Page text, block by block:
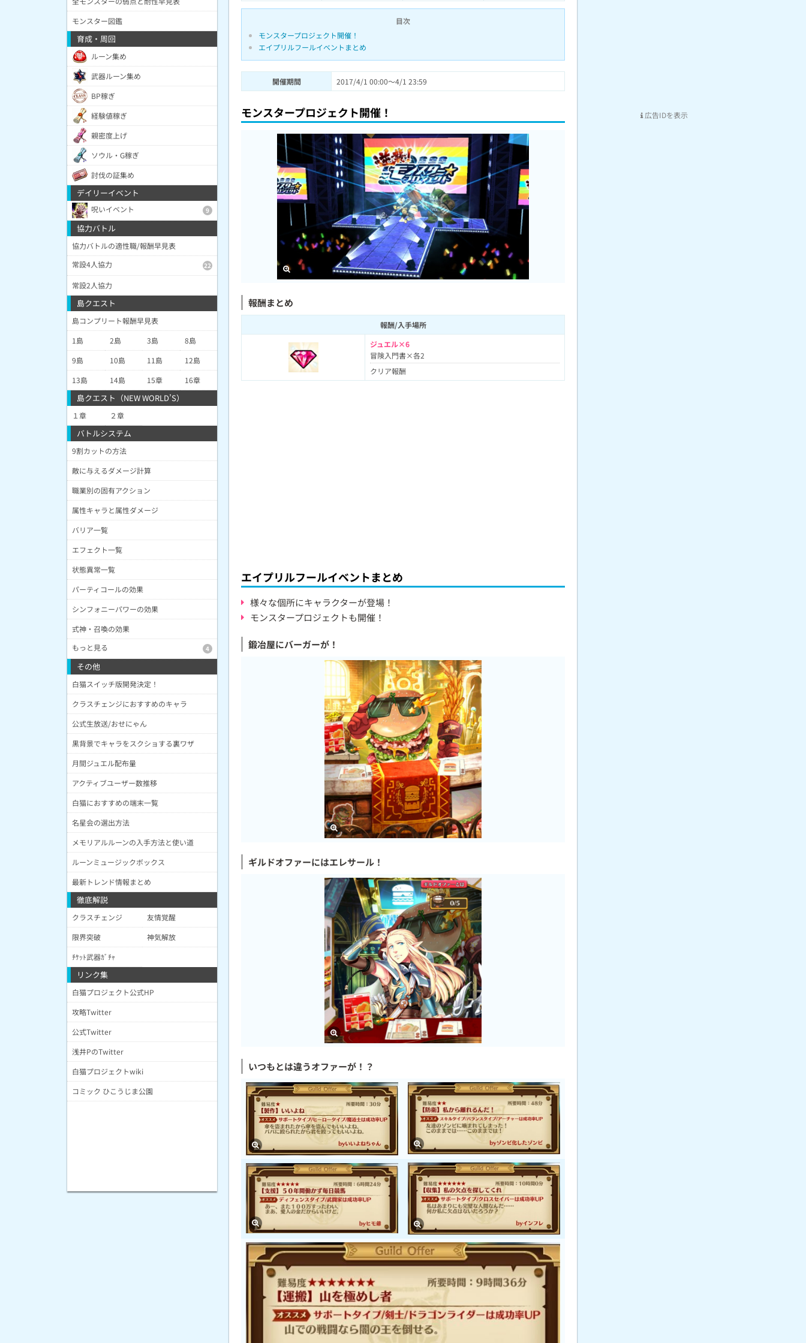
目次
モンスタープロジェクト開催！
エイプリルフールイベントまとめ
開催期間 2017/4/1 00:00～4/1 23:59
モンスタープロジェクト開催！
報酬まとめ
報酬/入手場所
ジュエル×6
冒険入門書×各2
クリア報酬
エイプリルフールイベントまとめ
様々な個所にキャラクターが登場！
モンスタープロジェクトも開催！
鍛冶屋にバーガーが！
ギルドオファーにはエレサール！
いつもとは違うオファーが！？
モンスター図鑑
育成・周回
ルーン集め
武器ルーン集め
BP稼ぎ
経験値稼ぎ
親密度上げ
ソウル・G稼ぎ
討伐の証集め
デイリーイベント
呪いイベント 9
協力バトル
協力バトルの適性職/報酬早見表
常設4人協力
22
常設2人協力
島クエスト
島コンプリート報酬早見表
1島
2島 3島
8島
9島
10島 11島
12島
13島
14島 15章 16章
島クエスト（NEW WORLD’S）
１章 ２章
バトルシステム
9割カットの方法
敵に与えるダメージ計算
職業別の固有アクション
属性キャラと属性ダメージ
バリア一覧
エフェクト一覧
状態異常一覧
パーティコールの効果
シンフォニーパワーの効果
式神・召喚の効果
もっと見る
4
その他
白猫スイッチ版開発決定！
クラスチェンジにおすすめのキャラ
公式生放送/おせにゃん
黒背景でキャラをスクショする裏ワザ
月間ジュエル配布量
アクティブユーザー数推移
白猫におすすめの端末一覧
名星会の選出方法
メモリアルルーンの入手方法と使い道
ルーンミュージックボックス
最新トレンド情報まとめ
徹底解説
クラスチェンジ
友情覚醒
限界突破
神気解放
ﾁｹｯﾄ武器ｶﾞﾁｬ
リンク集
白猫プロジェクト公式HP
攻略Twitter
公式Twitter
浅井PのTwitter
白猫プロジェクトwiki
コミック ひこうじま公園
広告IDを表示